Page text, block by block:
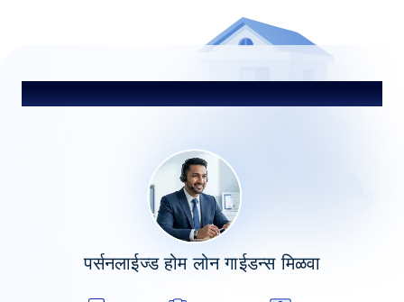
शीर्षक
पर्सनलाईज्ड होम लोन गाईडन्स मिळवा